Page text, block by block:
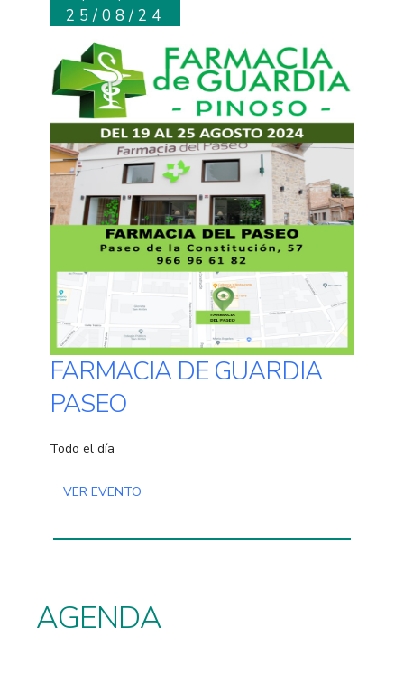
25/08/24
FARMACIA DE GUARDIA
PASEO
Todo el día
VER EVENTO
AGENDA